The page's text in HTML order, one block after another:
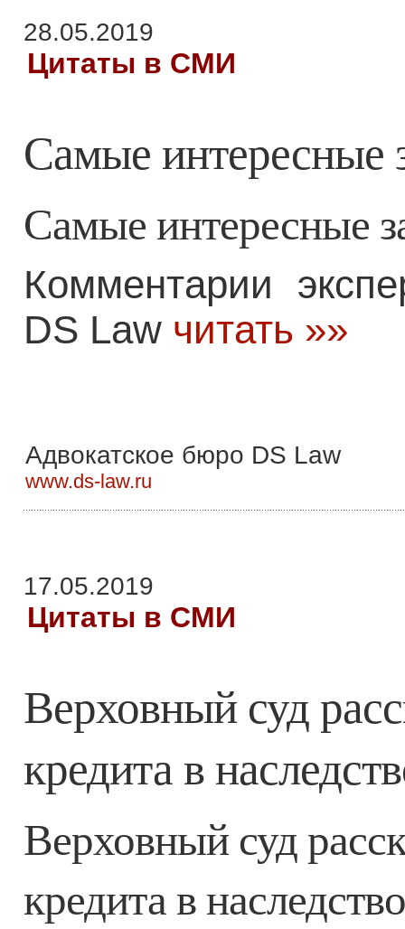
28.05.2019
Цитаты в СМИ
Самые интересные
Самые интересные
Комментарии
DS Law читать »»
Адвокатское бюро DS Law
www.ds-law.ru
17.05.2019
Цитаты в СМИ
Верховный суд
кредита в
Верховный суд
кредита в наследство